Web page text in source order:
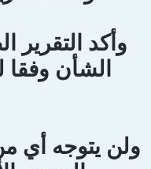
وأكد
الشأن وفقا
ولن يتوجه أي